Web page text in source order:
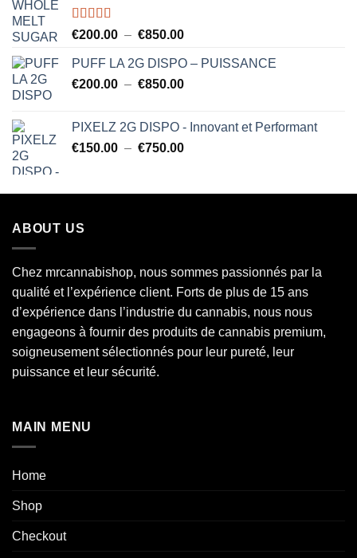
Note5.00
€200.00 – €850.00Plage
prix :
€200.00
PUFF LA 2G DISPO – PUISSANCE
€200.00 – €850.00Plage
€200.00
à
PIXELZ 2G DISPO - Innovant et Performant
€150.00 – €750.00Plage
€150.00
ABOUT US
Chez mrcannabishop, nous sommes passionnés par la
qualité et l’expérience client. Forts de plus de 15 ans
d’expérience dans l’industrie du cannabis, nous nous
engageons à fournir des produits de cannabis premium,
soigneusement sélectionnés pour leur pureté, leur
puissance et leur sécurité.
MAIN MENU
Home
Shop
Checkout